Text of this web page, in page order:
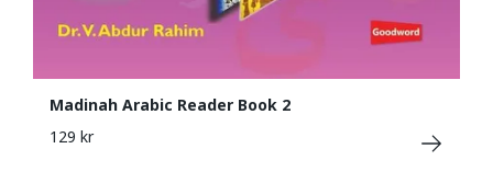
Madinah Arabic Reader Book 2
129 kr